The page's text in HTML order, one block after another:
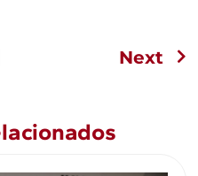
Next